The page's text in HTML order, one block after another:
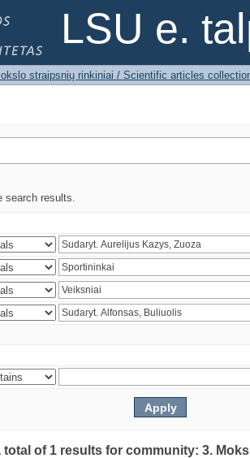
LSU e.
straipsnių rinkiniai / Scientific articles
search results.
total of 1 results for community: 3.